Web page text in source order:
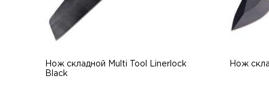
Нож складной Multi Tool Linerlock
Black
Нож